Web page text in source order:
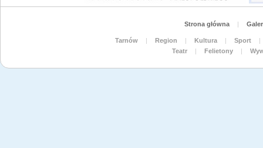
Strona główna |
Tarnów | Region | Kultura | Sport
|
Teatr
| Felietony |